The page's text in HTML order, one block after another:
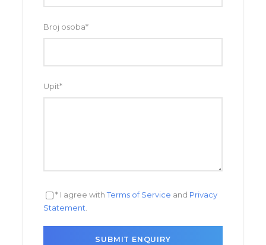
Broj osoba*
Upit*
* I agree withTerms of Service and Privacy
Statement